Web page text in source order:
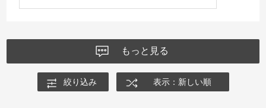
もっと見る
絞り込み 表示：新しい順